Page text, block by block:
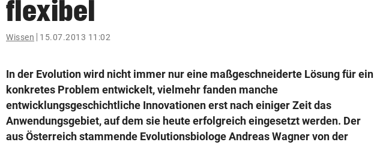
flexibel
Wissen 15.07.2013 11:02
In der Evolution wird nicht immer nur eine maßgeschneiderte Lösung für ein
konkretes Problem entwickelt, vielmehr fanden manche
entwicklungsgeschichtliche Innovationen erst nach einiger Zeit das
Anwendungsgebiet, auf dem sie heute erfolgreich eingesetzt werden. Der
aus Österreich stammende Evolutionsbiologe Andreas Wagner von der